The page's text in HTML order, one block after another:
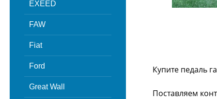
EXEED
FAW
Fiat
Ford
Great Wall
Купите педаль
Поставляем